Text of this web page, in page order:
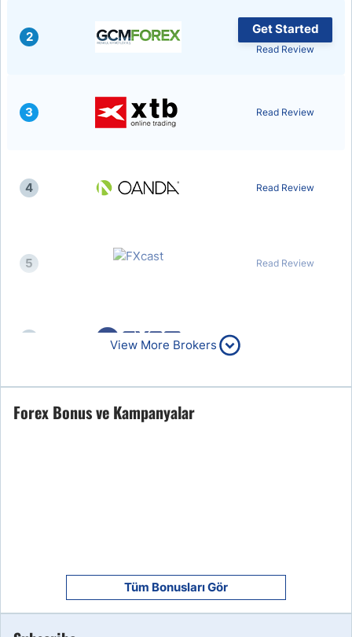
2
Get Started
Read Review
3 Read Review
4 Read Review
5 Read Review
7
View More Brokers
Forex Bonus ve Kampanyalar
Tüm Bonusları Gör